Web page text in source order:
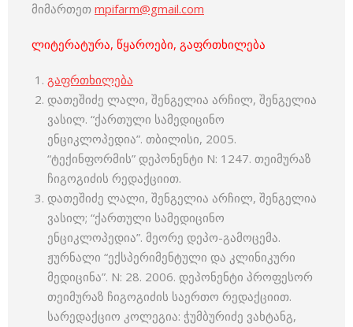
მიმართეთ mpifarm@gmail.com
ლიტერატურა, წყაროები, გაფრთხილება
გაფრთხილება
დათეშიძე ლალი, შენგელია არჩილ, შენგელია
ვასილ. “ქართული სამედიცინო
ენციკლოპედია”. თბილისი, 2005.
“ტექინფორმის” დეპონენტი N: 1247. თეიმურაზ
ჩიგოგიძის რედაქციით.
დათეშიძე ლალი, შენგელია არჩილ, შენგელია
ვასილ; “ქართული სამედიცინო
ენციკლოპედია”. მეორე დეპო-გამოცემა.
ჟურნალი “ექსპერიმენტული და კლინიკური
მედიცინა”. N: 28. 2006. დეპონენტი პროფესორ
თეიმურაზ ჩიგოგიძის საერთო რედაქციით.
სარედაქციო კოლეგია: ჭუმბურიძე ვახტანგ,